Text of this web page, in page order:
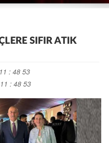
SIFIR ATIK
: 48 53
: 48 53